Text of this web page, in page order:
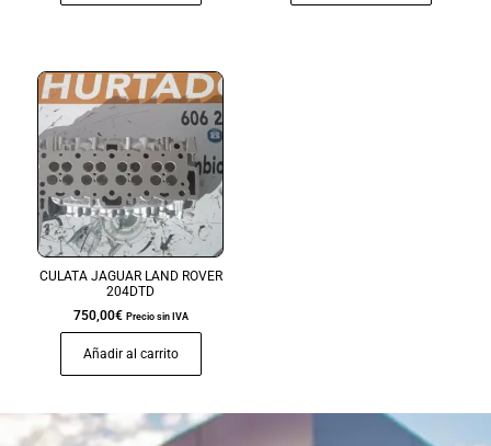
CULATA JAGUAR LAND ROVER
204DTD
750,00€ Precio sin IVA
Añadir al carrito